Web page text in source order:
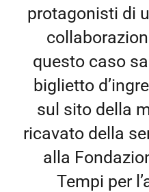
protagonisti di
questo caso
biglietto
sul sito della
ricavato della
alla
Tempi per